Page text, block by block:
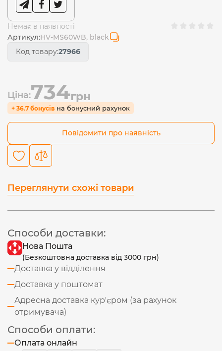
Немає в наявності
Артикул:HV-MS60WB, black
Код товару:27966
Ціна:734грн
+ 36.7 бонусів на бонусний рахунок
Повідомити про наявність
Переглянути схожі товари
Способи доставки:
Нова Пошта
(Безкоштовна доставка від 3000 грн)
Доставка у відділення
Доставка у поштомат
Адресна доставка кур'єром (за рахунок
отримувача)
Способи оплати:
Оплата онлайн